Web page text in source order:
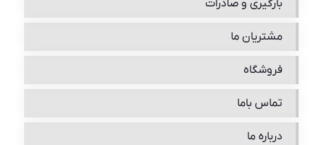
بارگیری و صادرات
مشتریان ما
فروشگاه
تماس باما
درباره ما